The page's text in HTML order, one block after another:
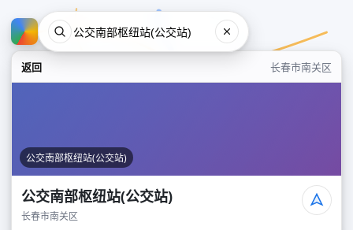
返回 长春市南关区
公交南部枢纽站(公交站)
公交南部枢纽站(公交站)
长春市南关区